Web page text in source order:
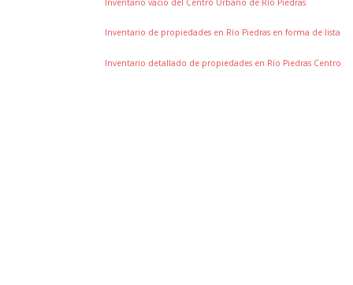
Inventario vacio del Centro Urbano de Río Piedras
Inventario de propiedades en Río Piedras en forma de lista
Inventario detallado de propiedades en Río Piedras Centro